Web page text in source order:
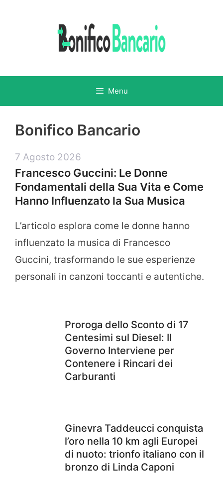
Menu
Bonifico Bancario
7 Agosto 2026
Francesco Guccini: Le Donne
Fondamentali della Sua Vita e Come
Hanno Influenzato la Sua Musica
L’articolo esplora come le donne hanno
influenzato la musica di Francesco
Guccini, trasformando le sue esperienze
personali in canzoni toccanti e autentiche.
Proroga dello Sconto di 17
Centesimi sul Diesel: Il
Governo Interviene per
Contenere i Rincari dei
Carburanti
Ginevra Taddeucci conquista
l’oro nella 10 km agli Europei
di nuoto: trionfo italiano con il
bronzo di Linda Caponi